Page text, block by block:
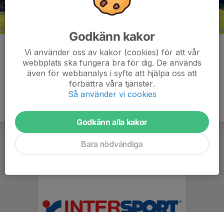
Kommentarer
Godkänn kakor
Vi använder oss av kakor (cookies) för att vår
webbplats ska fungera bra för dig. De används
även för webbanalys i syfte att hjälpa oss att
förbättra våra tjänster.
Så använder vi cookies
Godkänn alla kakor
Bara nödvändiga